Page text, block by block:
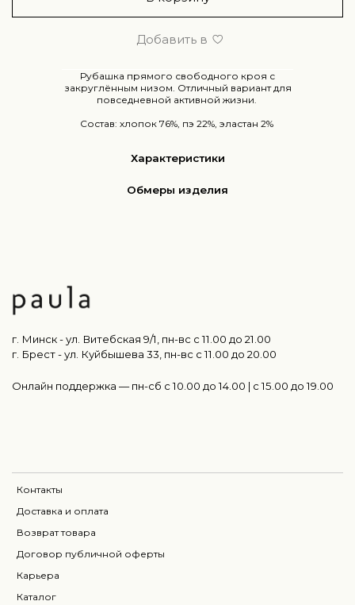
Добавить в
Рубашка прямого свободного кроя с
закруглённым низом. Отличный вариант для
повседневной активной жизни.
Состав: хлопок 76%, пэ 22%, эластан 2%
Характеристики
Обмеры изделия
Контакты
Доставка и оплата
Возврат товара
Договор публичной оферты
Карьера
Каталог
г. Минск - ул. Витебская 9/1, пн-вс с 11.00 до 21.00
г. Брест - ул. Куйбышева 33, пн-вс c 11.00 до 20.00
Онлайн поддержка — пн-сб с 10.00 до 14.00 | c 15.00 до 19.00